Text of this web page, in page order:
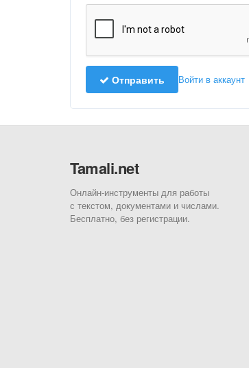
Отправить Войти в аккаунт
Tamali.net
Онлайн-инструменты для работы
с текстом, документами и числами.
Бесплатно, без регистрации.